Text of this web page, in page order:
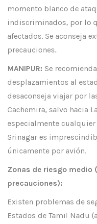
momento blanco de
indiscriminados, por lo
afectados. Se aconseja
precauciones.
MANIPUR: Se
desplazamientos al
desaconseja viajar por
Cachemira, salvo hacia
especialmente cualquier
Srinagar es
únicamente por avión.
Zonas de riesgo medio
precauciones):
Existen problemas de
Estados de Tamil Nadu